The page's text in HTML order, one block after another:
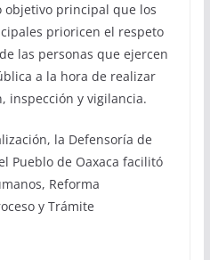
objetivo principal que los
prioricen el respeto
las personas que ejercen
a la hora de realizar
inspección y vigilancia.
la Defensoría de
Pueblo de Oaxaca facilitó
Reforma
y Trámite